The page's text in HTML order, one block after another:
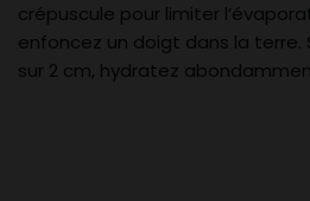
crépuscule pour limiter
enfoncez un doigt dans la terre.
sur 2 cm, hydratez